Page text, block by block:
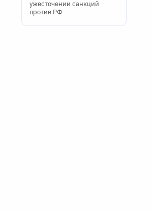
ужесточении санкций
против РФ